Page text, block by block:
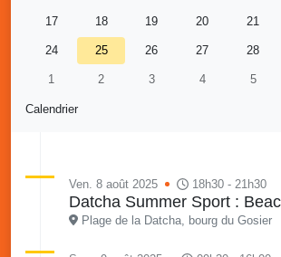
Calendrier
17 18 19 20 21
24 25 26 27 28
1 2 3 4 5
Ven. 8 août 2025 18h30 - 21h30
Datcha Summer Sport :
Plage de la Datcha, bourg du Gosier